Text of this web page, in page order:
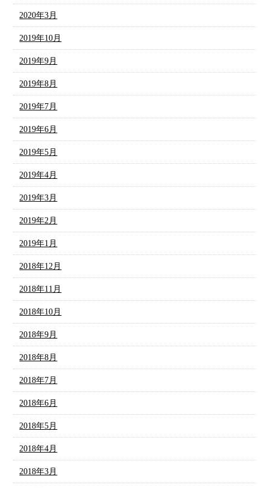
2020年3月
2019年10月
2019年9月
2019年8月
2019年7月
2019年6月
2019年5月
2019年4月
2019年3月
2019年2月
2019年1月
2018年12月
2018年11月
2018年10月
2018年9月
2018年8月
2018年7月
2018年6月
2018年5月
2018年4月
2018年3月